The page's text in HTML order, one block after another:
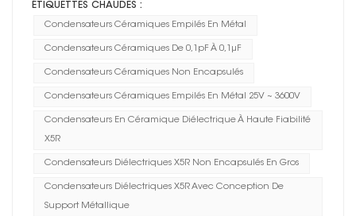
ÉTIQUETTES CHAUDES :
Condensateurs Céramiques Empilés En Métal
Condensateurs Céramiques De 0,1pF À 0,1μF
Condensateurs Céramiques Non Encapsulés
Condensateurs Céramiques Empilés En Métal 25V ~ 3600V
Condensateurs En Céramique Diélectrique À Haute Fiabilité
X5R
Condensateurs Diélectriques X5R Non Encapsulés En Gros
Condensateurs Diélectriques X5R Avec Conception De
Support Métallique